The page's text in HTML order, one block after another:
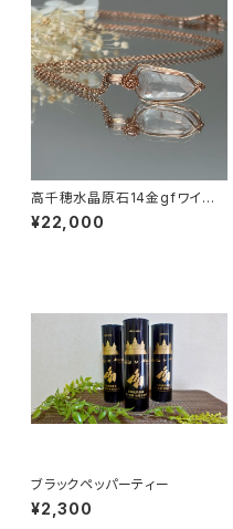
高千穂水晶原石14金gfワイヤ
ーチェーンネックレス（ピンクゴ
ールド） 【40センチ45センチ対
¥22,000
ブラックペッパーティー
¥2,300